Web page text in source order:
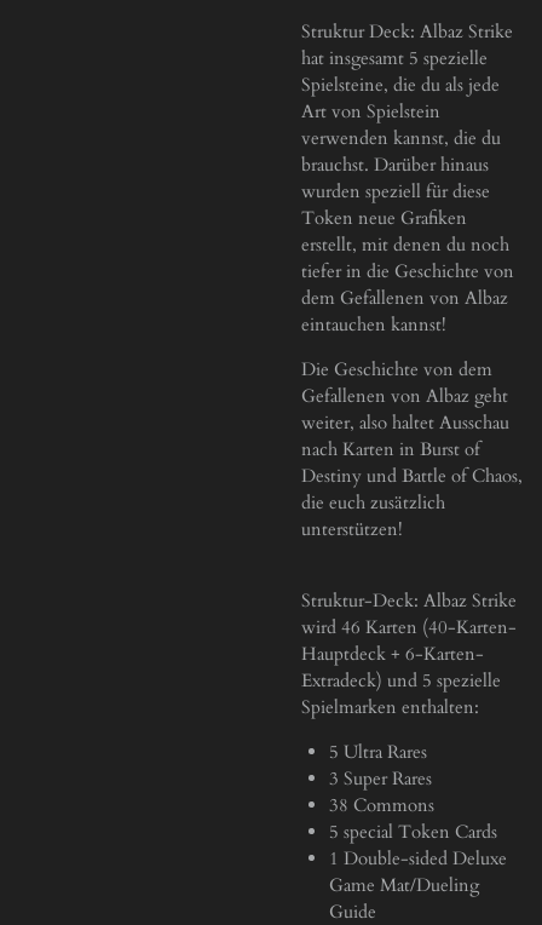
Struktur Deck: Albaz Strike
hat insgesamt 5 spezielle
Spielsteine, die du als jede
Art von Spielstein
verwenden kannst, die du
brauchst. Darüber hinaus
wurden speziell für diese
Token neue Grafiken
erstellt, mit denen du noch
tiefer in die Geschichte von
dem Gefallenen von Albaz
eintauchen kannst!
Die Geschichte von dem
Gefallenen von Albaz geht
weiter, also haltet Ausschau
nach Karten in Burst of
Destiny und Battle of Chaos,
die euch zusätzlich
unterstützen!
Struktur-Deck: Albaz Strike
wird 46 Karten (40-Karten-
Hauptdeck + 6-Karten-
Extradeck) und 5 spezielle
Spielmarken enthalten:
5 Ultra Rares
3 Super Rares
38 Commons
5 special Token Cards
1 Double-sided Deluxe
Game Mat/Dueling
Guide